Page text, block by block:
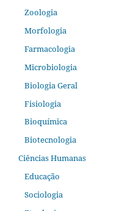
Zoologia
Morfologia
Farmacologia
Microbiologia
Biologia Geral
Fisiologia
Bioquímica
Biotecnologia
Ciências Humanas
Educação
Sociologia